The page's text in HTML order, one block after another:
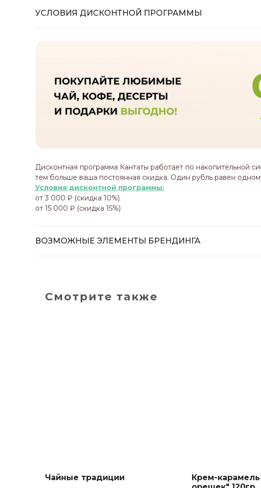
УСЛОВИЯ ДИСКОНТНОЙ ПРОГРАММЫ
Дисконтная программа Кантаты работает по накопительной
тем больше ваша постоянная скидка. Один рубль равен
Условия дисконтной программы:
от 3 000 ₽ (скидка 10%)
от 15 000 ₽ (скидка 15%)
ВОЗМОЖНЫЕ ЭЛЕМЕНТЫ БРЕНДИНГА
Смотрите также
Чайные традиции
Крем-